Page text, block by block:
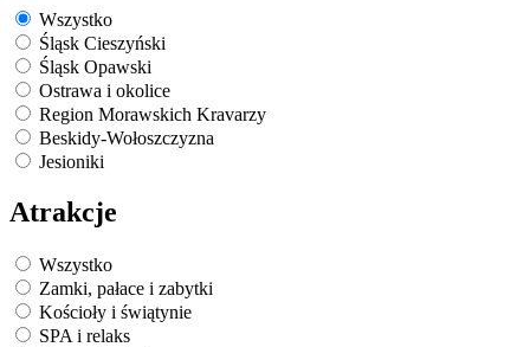
Wszystko
Śląsk Cieszyński
Śląsk Opawski
Ostrawa i okolice
Region Morawskich Kravarzy
Beskidy-Wołoszczyzna
Jesioniki
Atrakcje
Wszystko
Zamki, pałace i zabytki
Kościoły i świątynie
SPA i relaks